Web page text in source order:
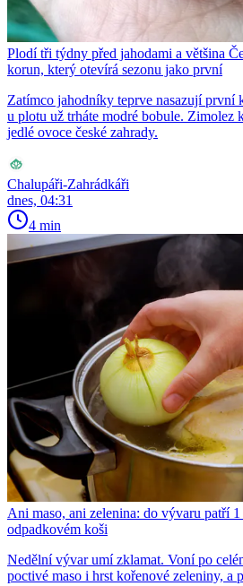
Plodí tři týdny před jahodami a většina
korun, který otevírá sezonu jako první
Zatímco jahodníky teprve nasazují první
u plotu už trháte modré bobule. Zimolez
jedlé ovoce české zahrady.
Chalupáři-Zahrádkáři
dnes, 04:31
4 min
Ani maso, ani zelenina: do vývaru patří
odpadkovém koši
Nedělní vývar umí zklamat. Voní po
poctivé maso i hrst kořenové zeleniny, a